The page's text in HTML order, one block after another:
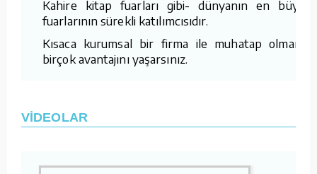
Kahire kitap fuarları gibi- dünyanın en büyük
fuarlarının sürekli katılımcısıdır.
Kısaca kurumsal bir firma ile muhatap olmanın
birçok avantajını yaşarsınız.
VİDEOLAR